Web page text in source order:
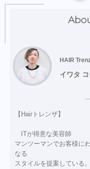
HAIR
イワタ
【Hairトレンザ】
ITが得意な美容師
マンツーマンでお客様に
なる
スタイルを提案している。